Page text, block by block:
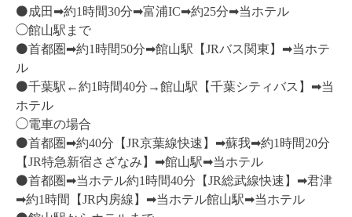
⚫️成田➡︎約1時間30分➡︎富浦IC➡︎約25分➡︎当ホテル
◯館山駅まで
⚫️首都圏➡︎約1時間50分➡︎館山駅【JRバス関東】➡︎当ホテ
ル
⚫️千葉駅←約1時間40分→館山駅【千葉シティバス】➡︎当
ホテル
◯電車の場合
⚫️首都圏➡︎約40分【JR京葉線快速】➡︎蘇我➡︎約1時間20分
【JR特急新宿さざなみ】➡︎館山駅➡︎当ホテル
⚫️首都圏➡︎当ホテル約1時間40分【JR総武線快速】➡︎君津
➡︎約1時間【JR内房線】➡︎当ホテル館山駅➡︎当ホテル